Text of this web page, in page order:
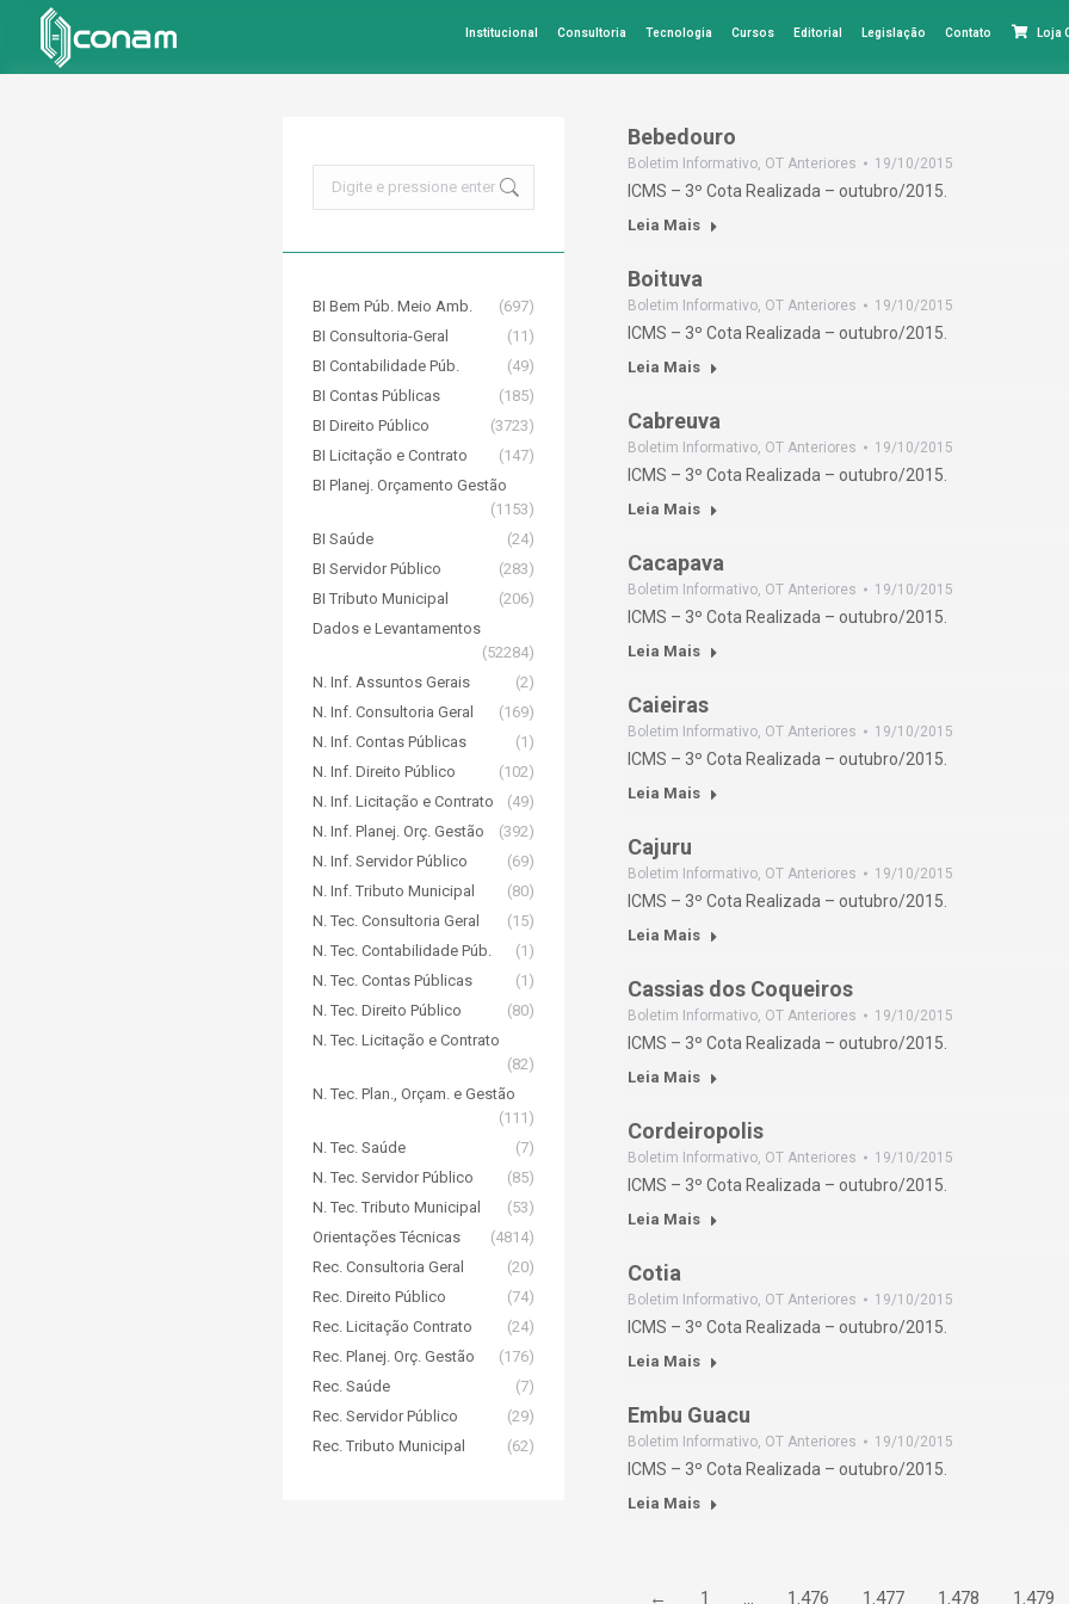
Institucional Consultoria Tecnologia Cursos Editorial Legislação Contato Loja
Bebedouro
Boletim Informativo, OT Anteriores 19/10/2015
ICMS – 3º Cota Realizada – outubro/2015.
Leia Mais
Boituva
Boletim Informativo, OT Anteriores 19/10/2015
ICMS – 3º Cota Realizada – outubro/2015.
Leia Mais
Cabreuva
Boletim Informativo, OT Anteriores 19/10/2015
ICMS – 3º Cota Realizada – outubro/2015.
Leia Mais
Cacapava
Boletim Informativo, OT Anteriores 19/10/2015
ICMS – 3º Cota Realizada – outubro/2015.
Leia Mais
Caieiras
Boletim Informativo, OT Anteriores 19/10/2015
ICMS – 3º Cota Realizada – outubro/2015.
Leia Mais
Cajuru
Boletim Informativo, OT Anteriores 19/10/2015
ICMS – 3º Cota Realizada – outubro/2015.
Leia Mais
Cassias dos Coqueiros
Boletim Informativo, OT Anteriores 19/10/2015
ICMS – 3º Cota Realizada – outubro/2015.
Leia Mais
Cordeiropolis
Boletim Informativo, OT Anteriores 19/10/2015
ICMS – 3º Cota Realizada – outubro/2015.
Leia Mais
Cotia
Boletim Informativo, OT Anteriores 19/10/2015
ICMS – 3º Cota Realizada – outubro/2015.
Leia Mais
Embu Guacu
Boletim Informativo, OT Anteriores 19/10/2015
ICMS – 3º Cota Realizada – outubro/2015.
Leia Mais
← 1 … 1.476 1.477 1.478 1.479
BI Bem Púb. Meio Amb.
(697)
BI Consultoria-Geral
(11)
BI Contabilidade Púb.
(49)
BI Contas Públicas
(185)
BI Direito Público
(3723)
BI Licitação e Contrato
(147)
BI Planej. Orçamento Gestão
(1153)
BI Saúde
(24)
BI Servidor Público
(283)
BI Tributo Municipal
(206)
Dados e Levantamentos
(52284)
N. Inf. Assuntos Gerais
(2)
N. Inf. Consultoria Geral
(169)
N. Inf. Contas Públicas
(1)
N. Inf. Direito Público
(102)
N. Inf. Licitação e Contrato
(49)
N. Inf. Planej. Orç. Gestão
(392)
N. Inf. Servidor Público
(69)
N. Inf. Tributo Municipal
(80)
N. Tec. Consultoria Geral
(15)
N. Tec. Contabilidade Púb.
(1)
N. Tec. Contas Públicas
(1)
N. Tec. Direito Público
(80)
N. Tec. Licitação e Contrato
(82)
N. Tec. Plan., Orçam. e Gestão
(111)
N. Tec. Saúde
(7)
N. Tec. Servidor Público
(85)
N. Tec. Tributo Municipal
(53)
Orientações Técnicas
(4814)
Rec. Consultoria Geral
(20)
Rec. Direito Público
(74)
Rec. Licitação Contrato
(24)
Rec. Planej. Orç. Gestão
(176)
Rec. Saúde
(7)
Rec. Servidor Público
(29)
Rec. Tributo Municipal
(62)